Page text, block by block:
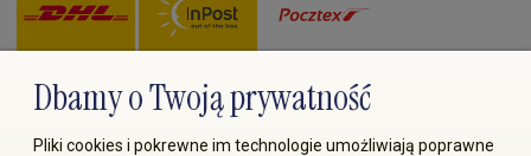
Zapłać przez:
Dbamy o Twoją prywatność
Pliki cookies i pokrewne im technologie umożliwiają poprawne